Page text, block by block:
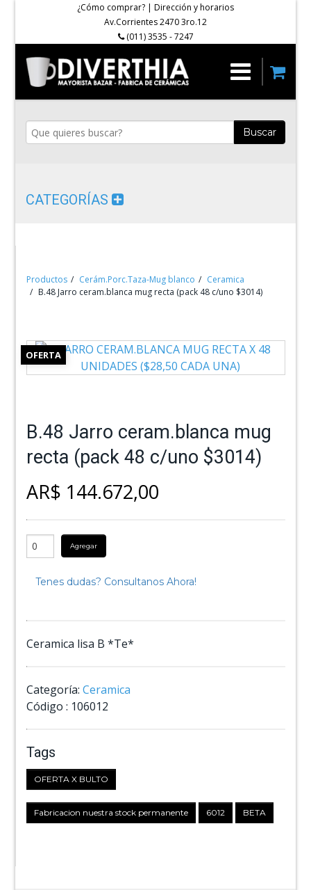
¿Cómo comprar? | Dirección y horarios
Av.Corrientes 2470 3ro.12
(011) 3535 - 7247
Buscar
CATEGORÍAS
Productos Cerám.Porc.Taza-Mug blanco
Ceramica
B.48 Jarro ceram.blanca mug recta (pack 48 c/uno $3014)
OFERTA
B.48 Jarro ceram.blanca mug
recta (pack 48 c/uno $3014)
AR$ 144.672,00
Agregar
Tenes dudas? Consultanos Ahora!
Ceramica lisa B *Te*
Categoría: Ceramica
Código : 106012
Tags
OFERTA X BULTO
Fabricacion nuestra stock permanente 6012 BETA